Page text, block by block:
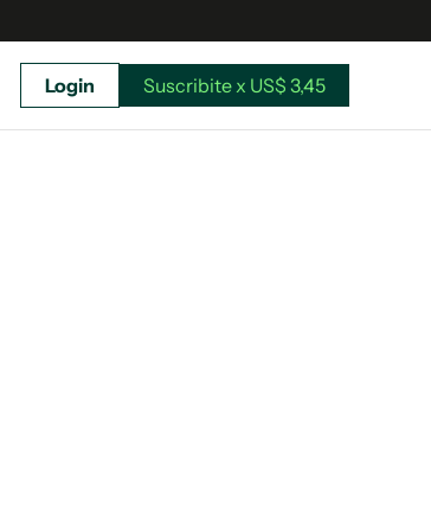
Login Suscribite x US$ 3,45